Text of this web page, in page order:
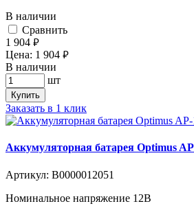
В наличии
Cравнить
1 904 руб.
Цена: 1 904 руб.
В наличии
шт
Купить
Заказать в 1 клик
Аккумуляторная батарея Optimus
Артикул: В0000012051
Номинальное напряжение 12B